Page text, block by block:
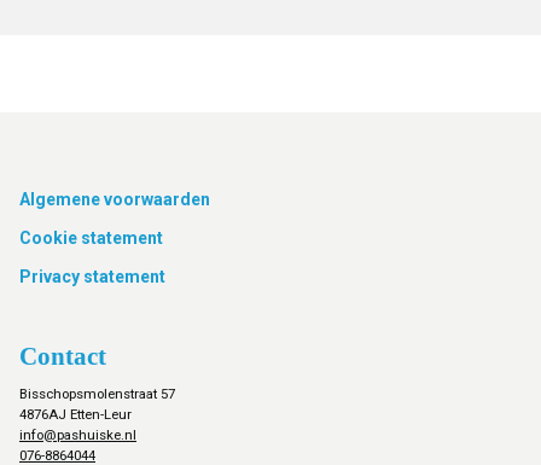
Footer
Algemene voorwaarden
Cookie statement
Privacy statement
Contact
Bisschopsmolenstraat 57
4876AJ Etten-Leur
info@pashuiske.nl
076-8864044